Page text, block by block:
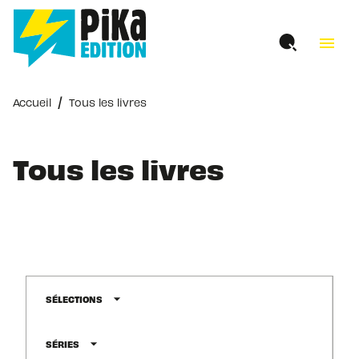
MENU RECHERCHE
PIED DE PAGE
menu
Accueil / Tous les livres
Tous les livres
SÉLECTIONS arrow_drop_down
SÉRIES arrow_drop_down